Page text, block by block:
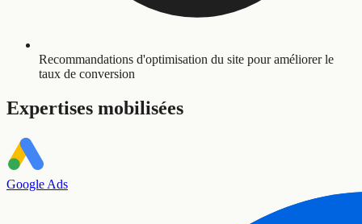
Recommandations d'optimisation du site pour améliorer le
taux de conversion
Expertises mobilisées
Google Ads